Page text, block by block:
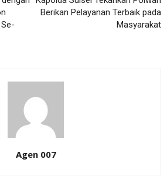
Berikan Pelayanan Terbaik pada
Masyarakat
Agen 007